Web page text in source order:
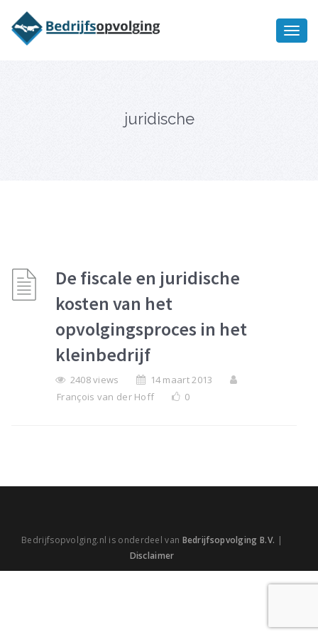
juridische
De fiscale en juridische
kosten van het
opvolgingsproces in het
kleinbedrijf
2408 views
14 maart 2013
François van der Hoff
0
Bedrijfsopvolging.nl is onderdeel van Bedrijfsopvolging B.V. |
Disclaimer
bedrijfsopvolging voor fiscaal
juridisch advies
Ik wil meer informatie